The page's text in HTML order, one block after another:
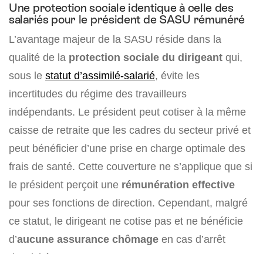
Une protection sociale identique à celle des
salariés pour le président de SASU rémunéré
L’avantage majeur de la SASU réside dans la
qualité de la protection sociale du dirigeant qui,
sous le statut d’assimilé-salarié, évite les
incertitudes du régime des travailleurs
indépendants. Le président peut cotiser à la même
caisse de retraite que les cadres du secteur privé et
peut bénéficier d’une prise en charge optimale des
frais de santé. Cette couverture ne s’applique que si
le président perçoit une rémunération effective
pour ses fonctions de direction. Cependant, malgré
ce statut, le dirigeant ne cotise pas et ne bénéficie
d’aucune assurance chômage en cas d’arrêt